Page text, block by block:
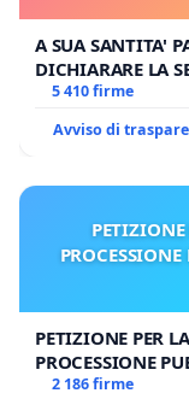
A SUA SANTITA'
DICHIARARE LA
E/O DI FAR
5 410 firme
Avviso di
PETIZIONE PER
PROCESSIONE
MILANO
2 186 firme